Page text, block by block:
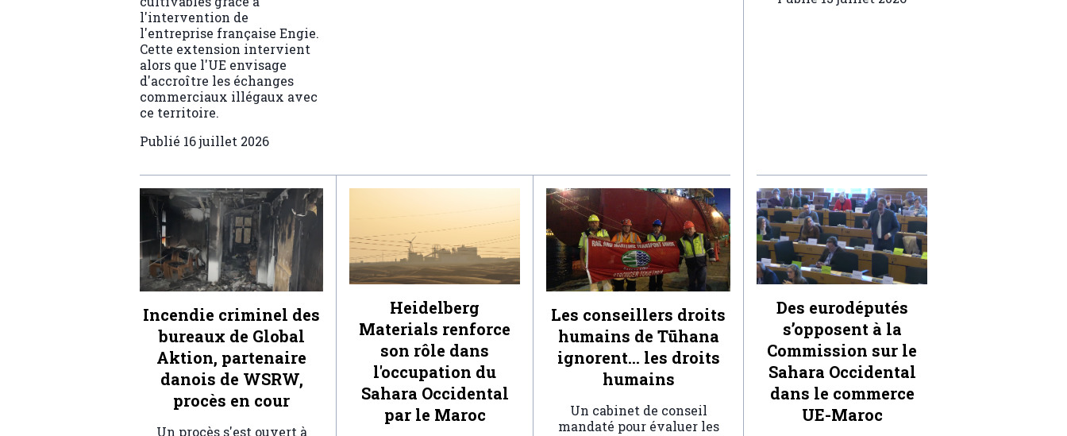
l'intervention de
l'entreprise française Engie.
Cette extension intervient
alors que l'UE envisage
d'accroître les échanges
commerciaux illégaux avec
ce territoire.
Publié 16 juillet 2026
Incendie criminel des
bureaux de Global
Aktion, partenaire
danois de WSRW,
procès en cour
Un procès s'est ouvert à
Heidelberg
Materials renforce
son rôle dans
l'occupation du
Sahara Occidental
par le Maroc
Les conseillers droits
humains de Tūhana
ignorent… les droits
humains
Un cabinet de conseil
mandaté pour évaluer les
Des eurodéputés
s’opposent à la
Commission sur le
Sahara Occidental
dans le commerce
UE-Maroc